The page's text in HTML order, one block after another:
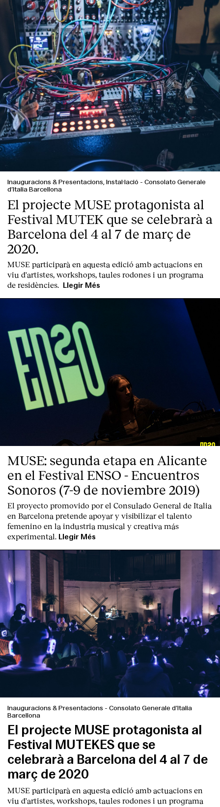
English Español Italiano Català
Inauguracions & Presentacions, Instal·lació - Consolato Generale
d’Italia Barcellona
El projecte MUSE protagonista al
Festival MUTEK que se celebrarà a
Barcelona del 4 al 7 de març de
2020.
MUSE participarà en aquesta edició amb actuacions en
viu d'artistes, workshops, taules rodones i un programa
de residències.
Llegir Més
MUSE: segunda etapa en Alicante
en el Festival ENSO - Encuentros
Sonoros (7-9 de noviembre 2019)
El proyecto promovido por el Consulado General de Italia
en Barcelona pretende apoyar y visibilizar el talento
femenino en la industria musical y creativa más
experimental. Llegir Més
Inauguracions & Presentacions - Consolato Generale d’Italia
Barcellona
El projecte MUSE protagonista al
Festival MUTEKES que se
celebrarà a Barcelona del 4 al 7 de
març de 2020
MUSE participarà en aquesta edició amb actuacions en
viu d'artistes, workshops, taules rodones i un programa